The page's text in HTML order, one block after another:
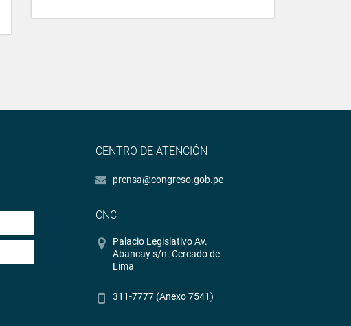
CENTRO DE ATENCIÓN
prensa@congreso.gob.pe
CNC
Palacio Legislativo Av.
Abancay s/n. Cercado de
Lima
311-7777 (Anexo 7541)